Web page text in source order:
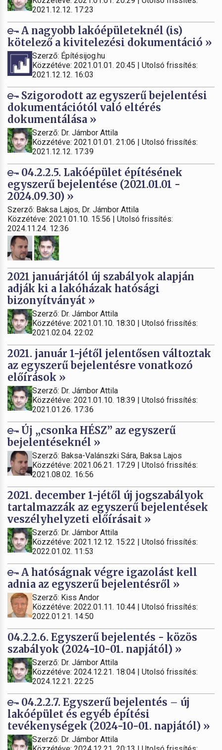
2021.12.12. 17:23
A nagyobb lakóépületeknél (is)
kötelező a kivitelezési dokumentáció »
Szerző: Építésijog.hu
Közzétéve: 2021.01.01. 20:45 | Utolsó frissítés:
2021.12.12. 16:03
Szigorodott az egyszerű bejelentési
dokumentációtól való eltérés
dokumentálása »
Szerző: Dr. Jámbor Attila
Közzétéve: 2021.01.01. 21:06 | Utolsó frissítés:
2021.12.12. 17:39
04.2.2.5. Lakóépület építésének
egyszerű bejelentése (2021.01.01 -
2024.09.30) »
Szerző: Baksa Lajos, Dr. Jámbor Attila
Közzétéve: 2021.01.10. 15:56 | Utolsó frissítés:
2024.11.24. 12:36
2021 januárjától új szabályok alapján
adják ki a lakóházak hatósági
bizonyítványát »
Szerző: Dr. Jámbor Attila
Közzétéve: 2021.01.10. 18:30 | Utolsó frissítés:
2021.02.04. 22:02
2021. január 1-jétől jelentősen változtak
az egyszerű bejelentésre vonatkozó
előírások »
Szerző: Dr. Jámbor Attila
Közzétéve: 2021.01.10. 18:39 | Utolsó frissítés:
2021.01.26. 17:36
Új „csonka HÉSZ” az egyszerű
bejelentéseknél »
Szerző: Baksa-Valánszki Sára, Baksa Lajos
Közzétéve: 2021.06.21. 17:29 | Utolsó frissítés:
2021.08.02. 16:56
2021. december 1-jétől új jogszabályok
tartalmazzák az egyszerű bejelentések
veszélyhelyzeti előírásait »
Szerző: Dr. Jámbor Attila
Közzétéve: 2021.12.12. 15:22 | Utolsó frissítés:
2022.01.02. 11:53
A hatóságnak végre igazolást kell
adnia az egyszerű bejelentésről »
Szerző: Kiss Andor
Közzétéve: 2022.01.11. 10:44 | Utolsó frissítés:
2022.01.21. 14:50
04.2.2.6. Egyszerű bejelentés - közös
szabályok (2024-10-01. napjától) »
Szerző: Dr. Jámbor Attila
Közzétéve: 2024.12.21. 18:04 | Utolsó frissítés:
2024.12.21. 22:25
04.2.2.7. Egyszerű bejelentés – új
lakóépület és egyéb építési
tevékenységek (2024-10-01. napjától) »
Szerző: Dr. Jámbor Attila